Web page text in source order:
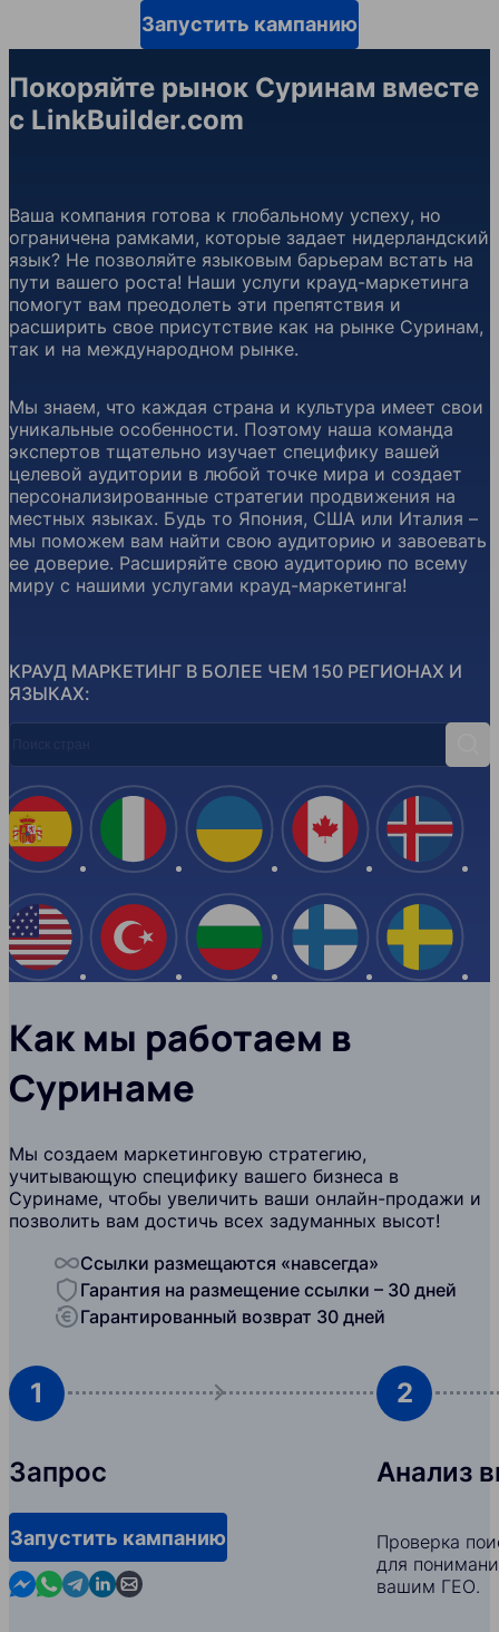
Запустить кампанию
Покоряйте рынок Суринам вместе
с LinkBuilder.com
КРАУД МАРКЕТИНГ В БОЛЕЕ ЧЕМ 150 РЕГИОНАХ И
ЯЗЫКАХ:
Ваша компания готова к глобальному успеху, но
ограничена рамками, которые задает нидерландский
язык? Не позволяйте языковым барьерам встать на
пути вашего роста! Наши услуги крауд-маркетинга
помогут вам преодолеть эти препятствия и
расширить свое присутствие как на рынке Суринам,
так и на международном рынке.
Мы знаем, что каждая страна и культура имеет свои
уникальные особенности. Поэтому наша команда
экспертов тщательно изучает специфику вашей
целевой аудитории в любой точке мира и создает
персонализированные стратегии продвижения на
местных языках. Будь то Япония, США или Италия –
мы поможем вам найти свою аудиторию и завоевать
ее доверие. Расширяйте свою аудиторию по всему
миру с нашими услугами крауд-маркетинга!
Испания
США
Италия
Турция
Украина
Болгария
Канада
Финляндия
Как мы работаем в
Суринаме
Мы создаем маркетинговую стратегию,
учитывающую специфику вашего бизнеса в
Суринаме, чтобы увеличить ваши онлайн-продажи и
позволить вам достичь всех задуманных высот!
Ссылки размещаются «навсегда»
Гарантия на размещение ссылки – 30 дней
Гарантированный возврат 30 дней
1
Запрос
Запустить кампанию
Contact us in Messenger
Contact us in WhatsApp
Contact us in Telegram
Contact us in Linkedin
Contact us by email
2
Анализ
Проверка
для
вашим ГЕО.